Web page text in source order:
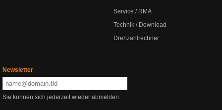
Service / RMA
Technik / Download
Drehzahlrechner
Newsletter
Sie können sich jederzeit wieder abmelden.